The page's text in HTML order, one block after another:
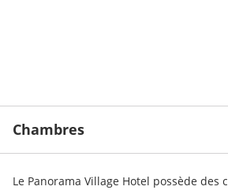
Chambres
Le Panorama Village Hotel possède des